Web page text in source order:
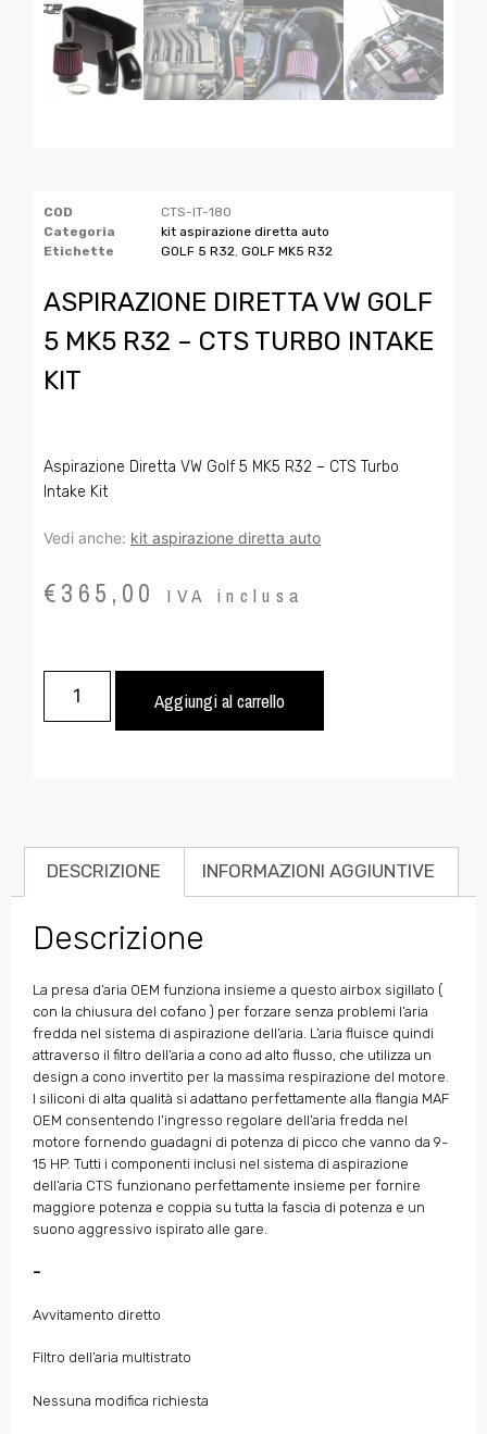
COD
CTS-IT-180
Categoria
kit aspirazione diretta auto
Etichette
GOLF 5 R32, GOLF MK5 R32
ASPIRAZIONE DIRETTA VW GOLF
5 MK5 R32 – CTS TURBO INTAKE
KIT
Aspirazione Diretta VW Golf 5 MK5 R32 – CTS Turbo
Intake Kit
Vedi anche: kit aspirazione diretta auto
€365,00 IVA inclusa
Aggiungi al carrello
DESCRIZIONE INFORMAZIONI AGGIUNTIVE
Descrizione
La presa d’aria OEM funziona insieme a questo airbox sigillato (
con la chiusura del cofano ) per forzare senza problemi l’aria
fredda nel sistema di aspirazione dell’aria. L’aria fluisce quindi
attraverso il filtro dell’aria a cono ad alto flusso, che utilizza un
design a cono invertito per la massima respirazione del motore.
I siliconi di alta qualità si adattano perfettamente alla flangia MAF
OEM consentendo l’ingresso regolare dell’aria fredda nel
motore fornendo guadagni di potenza di picco che vanno da 9-
15 HP. Tutti i componenti inclusi nel sistema di aspirazione
dell’aria CTS funzionano perfettamente insieme per fornire
maggiore potenza e coppia su tutta la fascia di potenza e un
suono aggressivo ispirato alle gare.
–
Avvitamento diretto
Filtro dell’aria multistrato
Nessuna modifica richiesta